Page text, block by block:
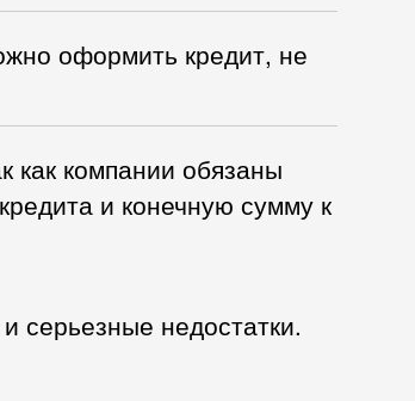
оформить кредит, не
как компании обязаны
и конечную сумму к
серьезные недостатки.